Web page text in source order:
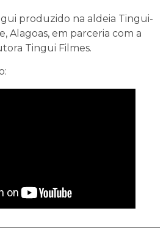
produzido na aldeia Tingui-
Alagoas, em parceria com a
Tingui Filmes.